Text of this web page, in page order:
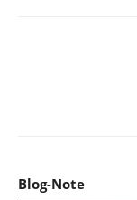
Blog-Note